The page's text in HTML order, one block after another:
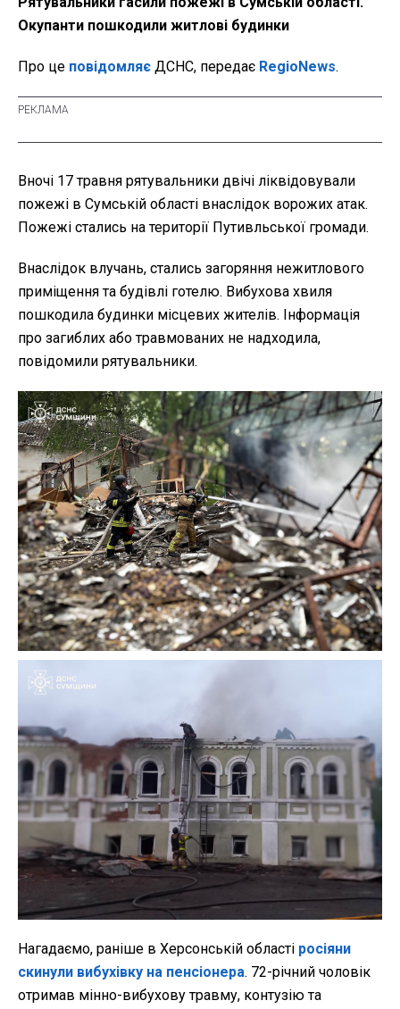
Окупанти пошкодили житлові будинки
Про це повідомляє ДСНС, передає RegioNews.
Вночі 17 травня рятувальники двічі ліквідовували
пожежі в Сумській області внаслідок ворожих атак.
Пожежі стались на території Путивльської громади.
Внаслідок влучань, стались загоряння нежитлового
приміщення та будівлі готелю. Вибухова хвиля
пошкодила будинки місцевих жителів. Інформація
про загиблих або травмованих не надходила,
повідомили рятувальники.
Нагадаємо, раніше в Херсонській області росіяни
скинули вибухівку на пенсіонера. 72-річний чоловік
отримав мінно-вибухову травму, контузію та